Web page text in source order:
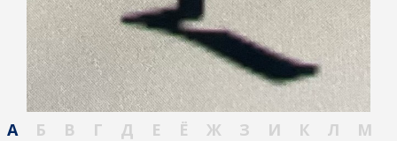
А Б В Г Д Е Ё Ж З И К Л
М